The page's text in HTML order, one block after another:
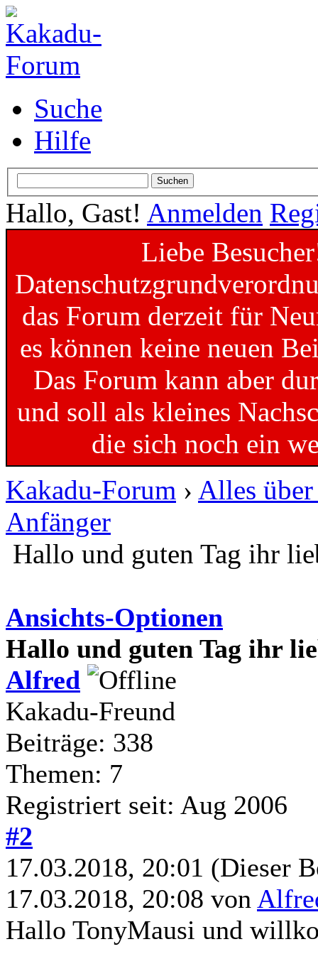
Suche
Hilfe
Hallo, Gast! Anmelden
Liebe
das Forum derzeit für
es können keine neuen
Das Forum kann aber
und soll als kleines
die sich noch ein
Kakadu-Forum › Alles
Anfänger
Hallo und guten Tag ihr
Ansichts-Optionen
Hallo und guten Tag ihr
Alfred
Kakadu-Freund
Beiträge: 338
Themen: 7
Registriert seit: Aug 2006
#2
17.03.2018, 20:01 (Dieser
17.03.2018, 20:08 von
Hallo TonyMausi und